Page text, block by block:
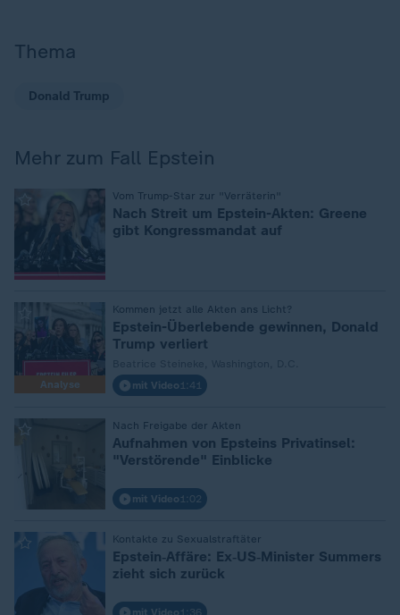
Thema
Donald Trump
Mehr zum Fall Epstein
Vom Trump-Star zur "Verräterin"
:
Nach Streit um Epstein-Akten: Greene
gibt Kongressmandat auf
Analyse
Kommen jetzt alle Akten ans Licht?
Epstein-Überlebende gewinnen, Donald
Trump verliert
mit Video 1:41
Nach Freigabe der Akten
Aufnahmen von Epsteins Privatinsel:
"Verstörende" Einblicke
mit Video 1:02
Kontakte zu Sexualstraftäter
Epstein‑Affäre: Ex‑US‑Minister Summers
zieht sich zurück
mit Video 1:36